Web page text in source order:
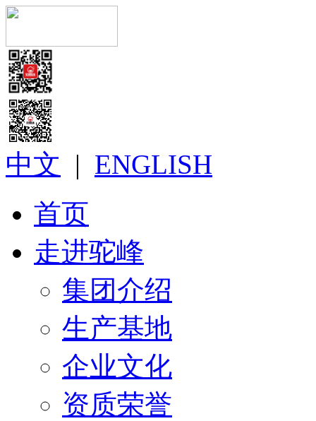
中文 | ENGLISH
首页
走进驼峰
集团介绍
生产基地
企业文化
资质荣誉